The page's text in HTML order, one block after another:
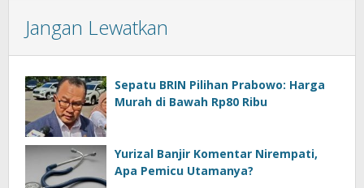
Jangan Lewatkan
Sepatu BRIN Pilihan Prabowo: Harga
Murah di Bawah Rp80 Ribu
Yurizal Banjir Komentar Nirempati,
Apa Pemicu Utamanya?